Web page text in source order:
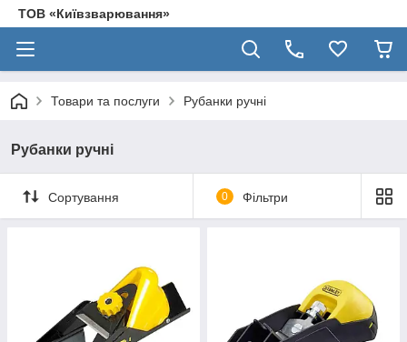
ТОВ «Київзварювання»
Товари та послуги Рубанки ручні
Рубанки ручні
Сортування 0 Фільтри